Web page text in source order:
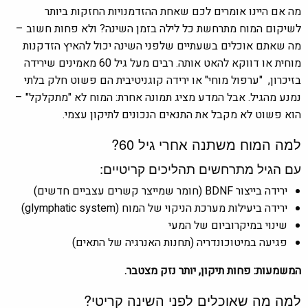
מה אם היינו אומרים לכם שאחת ההזדמנויות החזקות ביותר
לשיקום המוח מתרחשת כל לילה בזמן השינה? ולא פחות חשוב –
מה שאתם אוכלים בשעתיים שלפני השינה יכול להאיץ הזדקנות
מוחית או דווקא להאט אותה. רבים מעל גיל 60 מאמינים שירידה
בזיכרון, "ערפול מוחי" או ירידה קוגניטיבית הם פשוט חלק בלתי
נמנע מהגיל. אבל המדע מציג תמונה אחרת: המוח לא "מתקלקל" –
הוא פשוט לא מקבל את התנאים הנכונים לתיקון עצמי.
למה המוח משתנה אחרי גיל 60?
עם הגיל מתרחשים תהליכים קריטיים:
ירידה בייצור BDNF (חומר שמייצר קשרים עצביים חדשים)
ירידה ביעילות מערכת הניקוי של המוח (glymphatic system)
שינוי במיקרוביום של המעי
פגיעה במיטוכונדריה (תחנות האנרגיה של התאים)
המשמעות: פחות תיקון, יותר נזק מצטבר.
למה מה שאוכלים לפני השינה קריטי?